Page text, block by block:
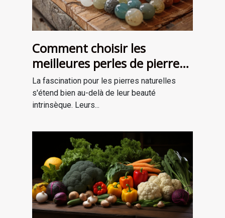
Comment choisir les
meilleures perles de pierre
naturelle pour vos projets de
bijouterie et de lithothérapie
La fascination pour les pierres naturelles
s'étend bien au-delà de leur beauté
intrinsèque. Leurs...